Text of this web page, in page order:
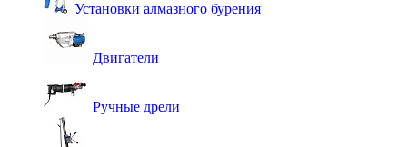
Установки алмазного бурения
Двигатели
Ручные дрели